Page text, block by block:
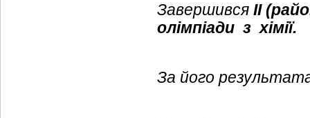
Завершився ІІ
олімпіади з хімії.
За його